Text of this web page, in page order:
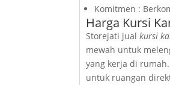
Komitmen :
Harga Kursi
Storejati jual kursi
mewah untuk
yang kerja di
untuk ruangan